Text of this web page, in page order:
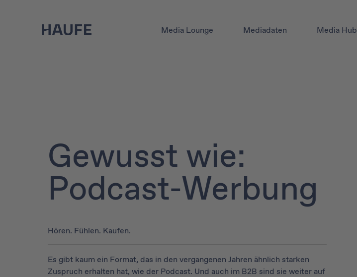
Media Lounge Mediadaten Media Hub
Gewusst wie:
Podcast-Werbung
Hören. Fühlen. Kaufen.
Es gibt kaum ein Format, das in den vergangenen Jahren ähnlich starken
Zuspruch erhalten hat, wie der Podcast. Und auch im B2B sind sie weiter auf